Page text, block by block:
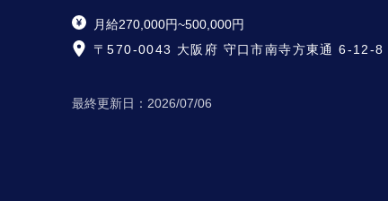
月給270,000円~500,000円
〒570-0043 大阪府 守口市南寺方東通 6-12-8
最終更新日： 2026/07/06